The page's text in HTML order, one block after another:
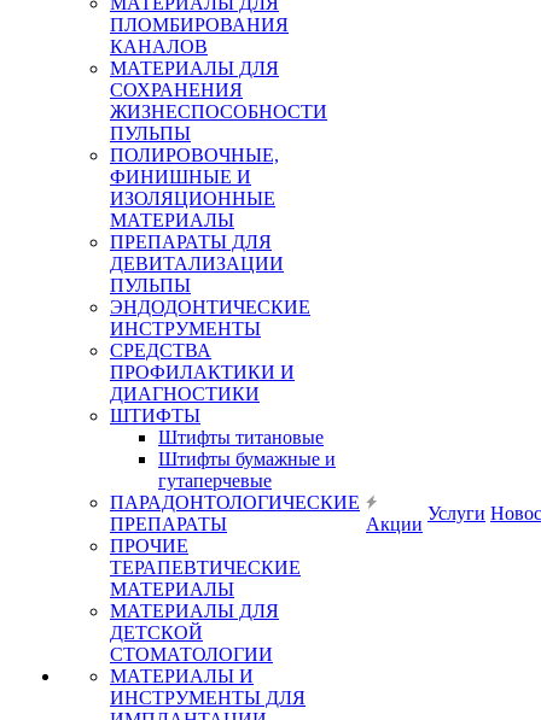
ПЛОМБИРОВАНИЯ
КАНАЛОВ
МАТЕРИАЛЫ ДЛЯ
СОХРАНЕНИЯ
ЖИЗНЕСПОСОБНОСТИ
ПУЛЬПЫ
ПОЛИРОВОЧНЫЕ,
ФИНИШНЫЕ И
ИЗОЛЯЦИОННЫЕ
МАТЕРИАЛЫ
ПРЕПАРАТЫ ДЛЯ
ДЕВИТАЛИЗАЦИИ
ПУЛЬПЫ
ЭНДОДОНТИЧЕСКИЕ
ИНСТРУМЕНТЫ
СРЕДСТВА
ПРОФИЛАКТИКИ И
ДИАГНОСТИКИ
ШТИФТЫ
Штифты титановые
Штифты бумажные и
гутаперчевые
ПАРАДОНТОЛОГИЧЕСКИЕ
ПРЕПАРАТЫ
ПРОЧИЕ
ТЕРАПЕВТИЧЕСКИЕ
МАТЕРИАЛЫ
МАТЕРИАЛЫ ДЛЯ
ДЕТСКОЙ
СТОМАТОЛОГИИ
МАТЕРИАЛЫ И
ИНСТРУМЕНТЫ ДЛЯ
Акции
Услуги